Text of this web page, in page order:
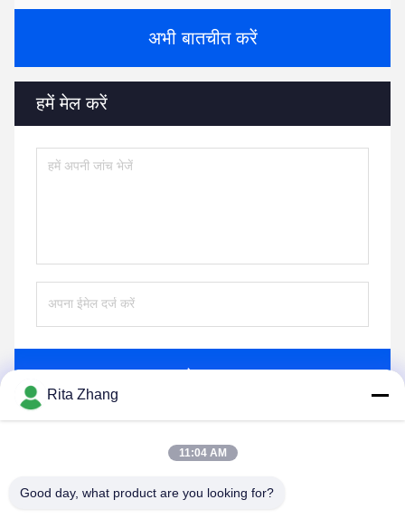
अभी बातचीत करें
हमें मेल करें
Rita Zhang
11:04 AM
Good day, what product are you looking for?